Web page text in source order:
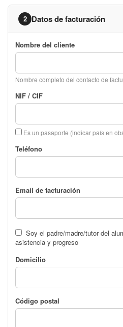
2 Datos de facturación
Nombre del cliente
Nombre completo del contacto de
NIF / CIF
Es un pasaporte (indicar país en
Teléfono
Email de facturación
Soy el padre/madre/tutor del
asistencia y progreso
Domicilio
Código postal